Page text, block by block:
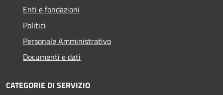
Enti e fondazioni
Politici
Personale Amministrativo
Documenti e dati
CATEGORIE DI SERVIZIO